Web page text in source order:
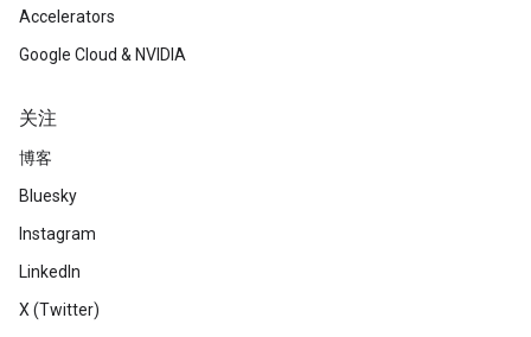
Accelerators
Google Cloud & NVIDIA
关注
博客
Bluesky
Instagram
LinkedIn
X (Twitter)